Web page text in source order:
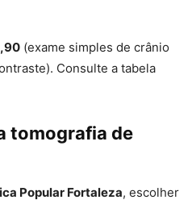
(exame simples de crânio
Consulte a tabela
tomografia de
Popular Fortaleza, escolher